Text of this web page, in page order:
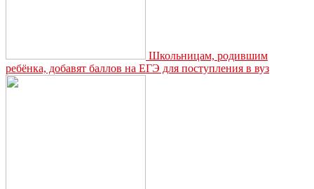
Школьницам, родившим
ребёнка, добавят баллов на ЕГЭ для поступления в вуз